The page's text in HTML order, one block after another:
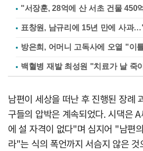
"서장훈, 28억에 산 서초 건물 450
표창원, 남규리에 15년 만에 사과
방은희, 어머니 고독사에 오열 "이
백혈병 재발 최성원 "치료가 날 죽
남편이 세상을 떠난 후 진행된 장례
구들의 압박은 계속되었다. 시댁은
에 설 자격이 없다"며 심지어 "남편
라"는 식의 폭언까지 서슴지 않은 것